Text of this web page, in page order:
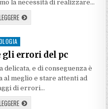
la necessità di realizzare…
gli errori del pc
delicata, e di conseguenza è
meglio e stare attenti ad
di errori…